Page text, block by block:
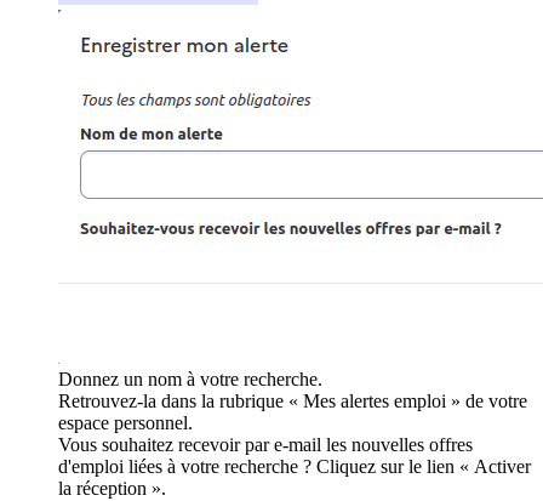
Donnez un nom à votre recherche.
Retrouvez-la dans la rubrique « Mes alertes emploi » de votre
espace personnel.
Vous souhaitez recevoir par e-mail les nouvelles offres
d'emploi liées à votre recherche ? Cliquez sur le lien « Activer
la réception ».